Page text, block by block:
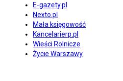
E-gazety.pl
Nexto.pl
Mała księgowość
Kancelarierp.pl
Wieści Rolnicze
Życie Warszawy